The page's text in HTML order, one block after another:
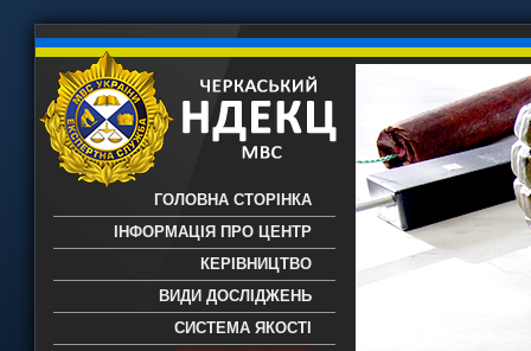
ГОЛОВНА СТОРІНКА
ІНФОРМАЦІЯ ПРО ЦЕНТР
КЕРІВНИЦТВО
ВИДИ ДОСЛІДЖЕНЬ
СИСТЕМА ЯКОСТІ